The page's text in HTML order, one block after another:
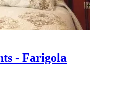
- Farigola